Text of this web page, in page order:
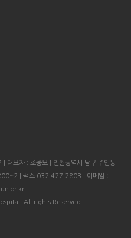
표자 : 조중모 | 인천광역시 남구 주안동
| 팩스 032.427.2803 | 이메일 :
All rights Reserved